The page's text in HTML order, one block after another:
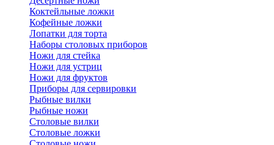
Коктейльные ложки
Кофейные ложки
Лопатки для торта
Наборы столовых приборов
Ножи для стейка
Ножи для устриц
Ножи для фруктов
Приборы для сервировки
Рыбные вилки
Рыбные ножи
Столовые вилки
Столовые ложки